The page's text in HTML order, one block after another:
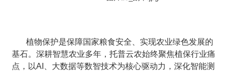
植物保护是保障国家粮食安全、实现农业绿色发展的
基石。深耕智慧农业多年，托普云农始终聚焦植保行业痛
点，以AI、大数据等数智技术为核心驱动力，深化智能测